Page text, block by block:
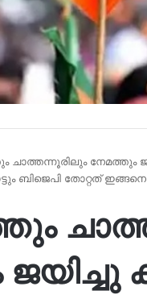
ചാത്തന്നൂരിലും നേമത്തും
ബിജെപി തോറ്റത് ഇങ്ങനെ